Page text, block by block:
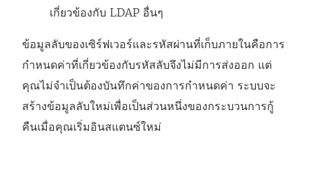
เกี่ยวข้องกับ LDAP อื่นๆ
ข้อมูลลับของเซิร์ฟเวอร์และรหัสผ่านที่เก็บภายในคือการ
กำหนดค่าที่เกี่ยวข้องกับรหัสลับจึงไม่มีการส่งออก แต่
คุณไม่จำเป็นต้องบันทึกค่าของการกำหนดค่า ระบบจะ
สร้างข้อมูลลับใหม่เพื่อเป็นส่วนหนึ่งของกระบวนการกู้
คืนเมื่อคุณเริ่มอินสแตนซ์ใหม่